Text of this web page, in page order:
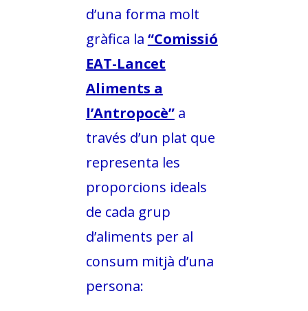
d’una forma molt
gràfica la “Comissió
EAT-Lancet
Aliments a
l’Antropocè”a
través d’un plat que
representa les
proporcions ideals
de cada grup
d’aliments per al
consum mitjà d’una
persona: